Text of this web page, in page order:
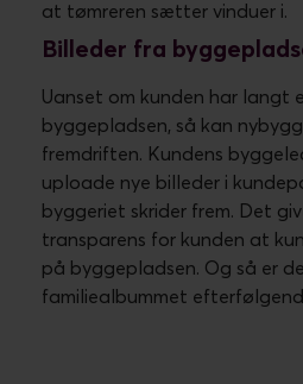
at tømreren sætter vinduer i.
Billeder fra
Uanset om kunden har langt
byggepladsen, så kan
fremdriften. Kundens
uploade nye billeder i
byggeriet skrider frem. Det
transparens for kunden at
på byggepladsen. Og så er
familiealbummet